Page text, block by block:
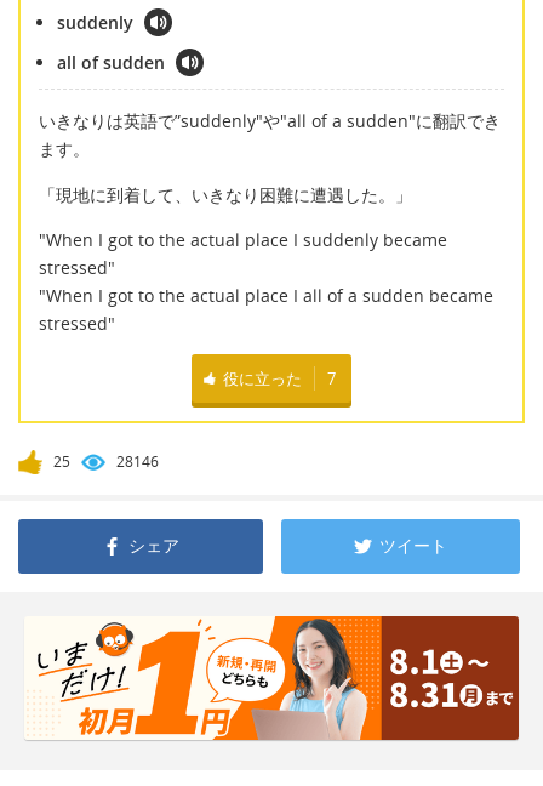
suddenly
all of sudden
いきなりは英語で”suddenly"や"all of a sudden"に翻訳でき
ます。
「現地に到着して、いきなり困難に遭遇した。」
"When I got to the actual place I suddenly became
stressed"
"When I got to the actual place I all of a sudden became
stressed"
役に立った 7
25 28146
シェア ツイート